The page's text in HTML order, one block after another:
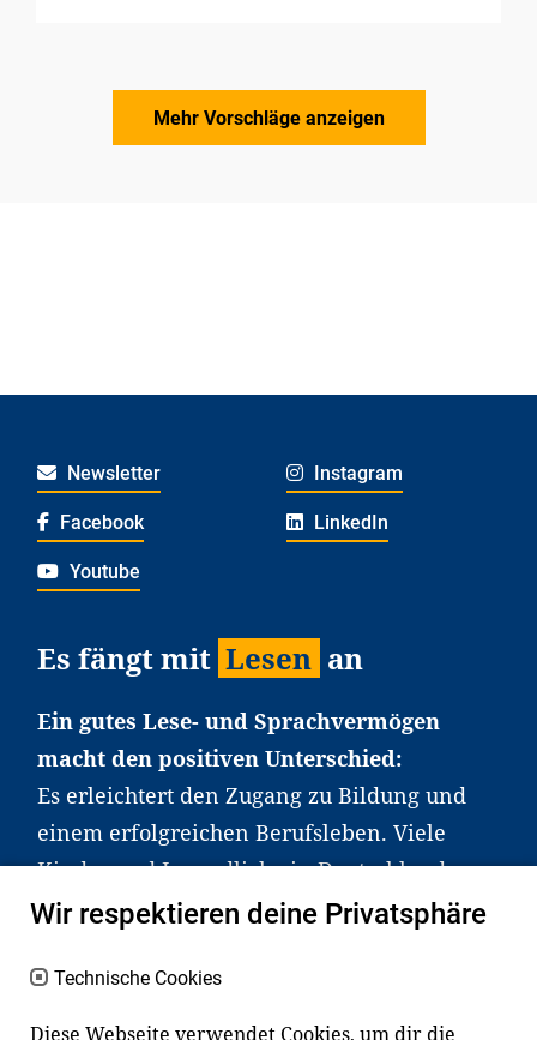
Mehr Vorschläge anzeigen
Newsletter Instagram
Facebook LinkedIn
Youtube
Es fängt mit Lesen an
Ein gutes Lese- und Sprachvermögen
macht den positiven Unterschied:
Es erleichtert den Zugang zu Bildung und
einem erfolgreichen Berufsleben. Viele
Kinder und Jugendliche in Deutschland
haben aber große Schwierigkeiten dabei.
an Familien sowie an Erzieher*innen,
Lehrer*innen und andere
Wir respektieren deine Privatsphäre
Technische Cookies
Diese Webseite verwendet Cookies, um dir die